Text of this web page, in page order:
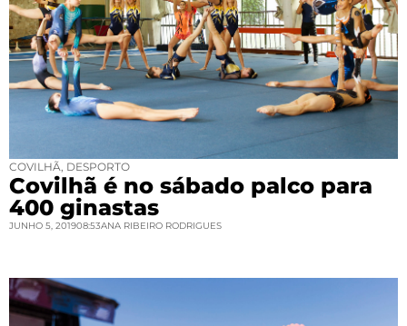
COVILHÃ, DESPORTO
Covilhã é no sábado palco para
400 ginastas
JUNHO 5, 201908:53ANA RIBEIRO RODRIGUES